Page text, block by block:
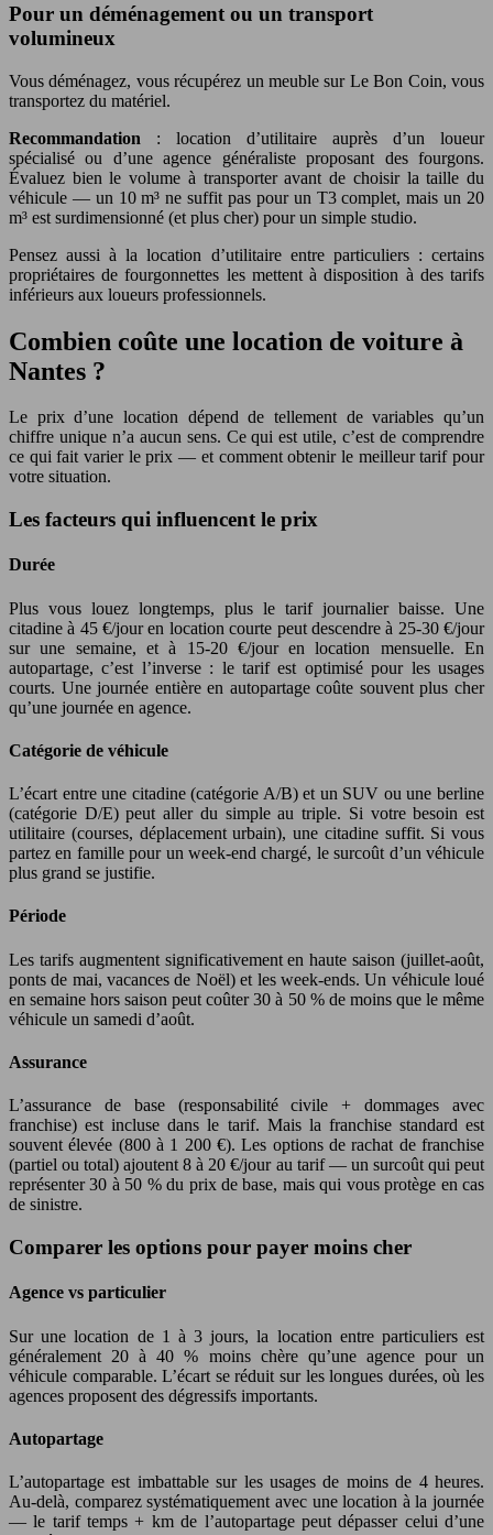
Pour un déménagement ou un transport
volumineux
Vous déménagez, vous récupérez un meuble sur Le Bon Coin, vous
transportez du matériel.
Recommandation : location d’utilitaire auprès d’un loueur
spécialisé ou d’une agence généraliste proposant des fourgons.
Évaluez bien le volume à transporter avant de choisir la taille du
véhicule — un 10 m³ ne suffit pas pour un T3 complet, mais un 20
m³ est surdimensionné (et plus cher) pour un simple studio.
Pensez aussi à la location d’utilitaire entre particuliers : certains
propriétaires de fourgonnettes les mettent à disposition à des tarifs
inférieurs aux loueurs professionnels.
Combien coûte une location de voiture à
Nantes ?
Le prix d’une location dépend de tellement de variables qu’un
chiffre unique n’a aucun sens. Ce qui est utile, c’est de comprendre
ce qui fait varier le prix — et comment obtenir le meilleur tarif pour
votre situation.
Les facteurs qui influencent le prix
Durée
Plus vous louez longtemps, plus le tarif journalier baisse. Une
citadine à 45 €/jour en location courte peut descendre à 25-30 €/jour
sur une semaine, et à 15-20 €/jour en location mensuelle. En
autopartage, c’est l’inverse : le tarif est optimisé pour les usages
courts. Une journée entière en autopartage coûte souvent plus cher
qu’une journée en agence.
Catégorie de véhicule
L’écart entre une citadine (catégorie A/B) et un SUV ou une berline
(catégorie D/E) peut aller du simple au triple. Si votre besoin est
utilitaire (courses, déplacement urbain), une citadine suffit. Si vous
partez en famille pour un week-end chargé, le surcoût d’un véhicule
plus grand se justifie.
Période
Les tarifs augmentent significativement en haute saison (juillet-août,
ponts de mai, vacances de Noël) et les week-ends. Un véhicule loué
en semaine hors saison peut coûter 30 à 50 % de moins que le même
véhicule un samedi d’août.
Assurance
L’assurance de base (responsabilité civile + dommages avec
franchise) est incluse dans le tarif. Mais la franchise standard est
souvent élevée (800 à 1 200 €). Les options de rachat de franchise
(partiel ou total) ajoutent 8 à 20 €/jour au tarif — un surcoût qui peut
représenter 30 à 50 % du prix de base, mais qui vous protège en cas
de sinistre.
Comparer les options pour payer moins cher
Agence vs particulier
Sur une location de 1 à 3 jours, la location entre particuliers est
généralement 20 à 40 % moins chère qu’une agence pour un
véhicule comparable. L’écart se réduit sur les longues durées, où les
agences proposent des dégressifs importants.
Autopartage
L’autopartage est imbattable sur les usages de moins de 4 heures.
Au-delà, comparez systématiquement avec une location à la journée
— le tarif temps + km de l’autopartage peut dépasser celui d’une